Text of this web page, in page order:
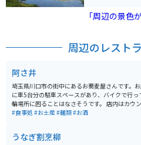
には人形供養祭な
トです。
「周辺の景色
周辺のレスト
阿さ井
埼玉県川口市の街中にあるお蕎麦屋さんです。
に車5台分の駐車スペースがあり、バイクで行っ
輪場所に困ることはなさそうです。 店内はカウンター席
8人分・掘りごたつ式の小上がり席4人分×2・6人
なのにとても良心的です。
#食事処 #お土産#麺類#お酒
うなぎ割烹柳